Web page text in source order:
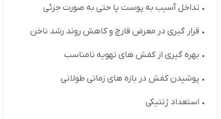
• تداخل آسیب به پوست پا حتی به صورت جزئی
• قرار گیری در معرض قارچ و کاهش روند رشد ناخن
• بهره گیری از کفش های تهویه نامناسب
• پوشیدن کفش در بازه های زمانی طولانی
• استعداد ژنتیکی